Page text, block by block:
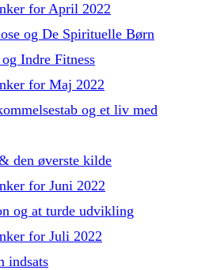
for April 2022
og De Spirituelle Børn
Indre Fitness
for Maj 2022
og et liv med
den øverste kilde
for Juni 2022
og at turde udvikling
for Juli 2022
indsats